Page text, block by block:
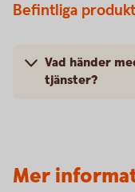
Befintliga
Vad händer
tjänster?
Mer